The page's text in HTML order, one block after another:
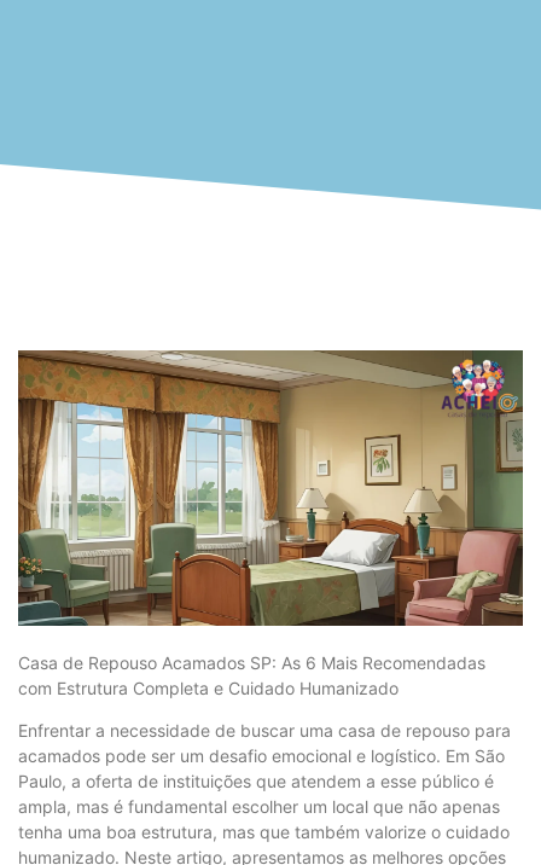
Casa de Repouso Acamados SP: As 6 Mais Recomendadas
com Estrutura Completa e Cuidado Humanizado
Enfrentar a necessidade de buscar uma casa de repouso para
acamados pode ser um desafio emocional e logístico. Em São
Paulo, a oferta de instituições que atendem a esse público é
ampla, mas é fundamental escolher um local que não apenas
tenha uma boa estrutura, mas que também valorize o cuidado
humanizado. Neste artigo, apresentamos as melhores opções